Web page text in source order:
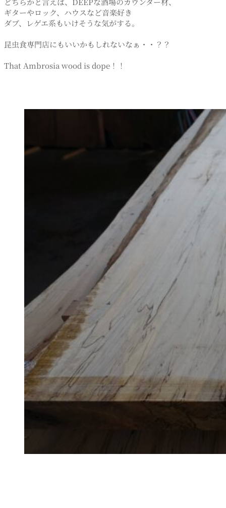
ギターやロック、ハウスなど音楽好き
ダブ、レゲエ系もいけそうな気がする。
昆虫食専門店にもいいかもしれないなぁ・・？？
That Ambrosia wood is dope！！